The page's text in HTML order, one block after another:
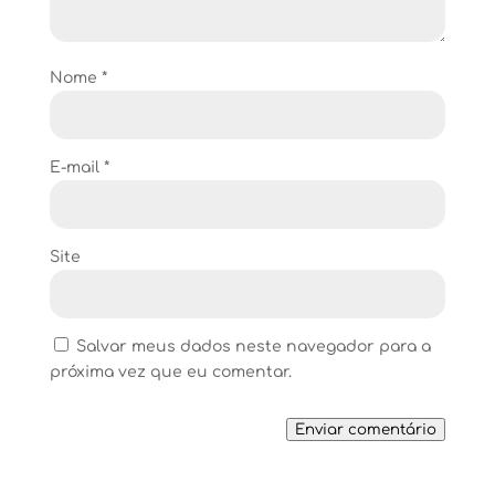
Nome *
E-mail *
Site
Salvar meus dados neste navegador para a
próxima vez que eu comentar.
Enviar comentário